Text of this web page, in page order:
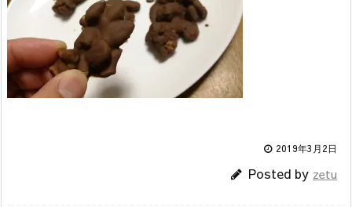
2019年3月2日
Posted by zetu